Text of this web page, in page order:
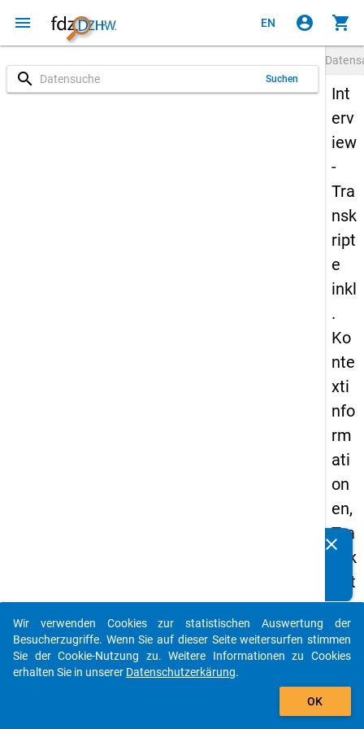
menu EN account_circle shopping_cart
search Suchen
Int
erv
iew
-
Tra
nsk
ript
e
inkl
.
Ko
nte
xti
nfo
rm
ati
on
en,
Tra
nsk
ript
ion
sko
nve
clear
auto_stories
add_shopping_cart
Wir verwenden Cookies zur statistischen Auswertung der
Besucherzugriffe. Wenn Sie auf dieser Seite weitersurfen stimmen
Sie der Cookie-Nutzung zu. Weitere Informationen zu Cookies
erhalten Sie in unserer Datenschutzerkärung.
OK